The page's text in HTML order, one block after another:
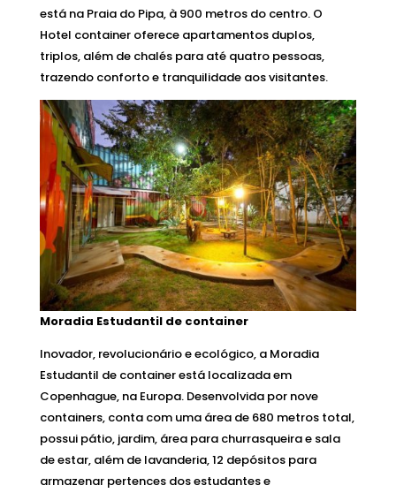
está na Praia do Pipa, à 900 metros do centro. O
Hotel container oferece apartamentos duplos,
triplos, além de chalés para até quatro pessoas,
trazendo conforto e tranquilidade aos visitantes.
Moradia Estudantil de container
Inovador, revolucionário e ecológico, a Moradia
Estudantil de container está localizada em
Copenhague, na Europa. Desenvolvida por nove
containers, conta com uma área de 680 metros total,
possui pátio, jardim, área para churrasqueira e sala
de estar, além de lavanderia, 12 depósitos para
armazenar pertences dos estudantes e